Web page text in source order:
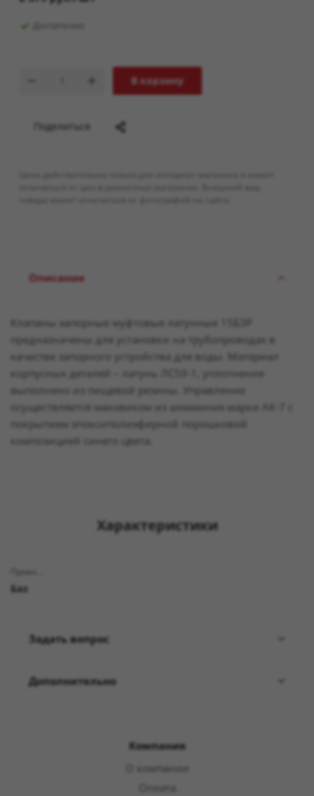
В корзину
Поделиться
Описание
Клапаны запорные муфтовые латунные 15Б3Р
предназначены для установки на трубопроводах в
качестве запорного устройства для воды. Материал
корпусных деталей – латунь ЛС59-1, уплотнение
выполнено из пищевой резины. Управление
осуществляется маховиком из алюминия марки АК-7 с
покрытием эпоксиполиэфирной порошковой
композицией синего цвета.
Характеристики
Баз
Задать вопрос
Дополнительно
Компания
О компании
Оплата